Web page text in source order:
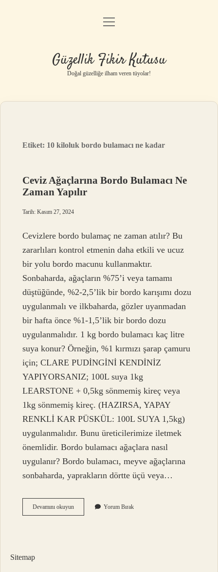
Anasayfa
Yasal Uyarı
menüyü
Güzellik Fikir Kutusu
Doğal güzelliğe ilham veren tüyolar!
Etiket: 10 kiloluk bordo bulamacı ne kadar
Ceviz Ağaçlarına Bordo Bulamacı Ne
Zaman Yapılır
Tarih: Kasım 27, 2024
Cevizlere bordo bulamaç ne zaman atılır? Bu
zararlıları kontrol etmenin daha etkili ve ucuz
bir yolu bordo macunu kullanmaktır.
Sonbaharda, ağaçların %75’i veya tamamı
düştüğünde, %2-2,5’lik bir bordo karışımı dozu
uygulanmalı ve ilkbaharda, gözler uyanmadan
bir hafta önce %1-1,5’lik bir bordo dozu
uygulanmalıdır. 1 kg bordo bulamacı kaç litre
suya konur? Örneğin, %1 kırmızı şarap çamuru
için; CLARE PUDİNGİNİ KENDİNİZ
YAPIYORSANIZ; 100L suya 1kg
LEARSTONE + 0,5kg sönmemiş kireç veya
1kg sönmemiş kireç. (HAZIRSA, YAPAY
RENKLİ KAR PÜSKÜL: 100L SUYA 1,5kg)
uygulanmalıdır. Bunu üreticilerimize iletmek
önemlidir. Bordo bulamacı ağaçlara nasıl
uygulanır? Bordo bulamacı, meyve ağaçlarına
sonbaharda, yaprakların dörtte üçü veya…
Devamını okuyunCeviz
Ağaçlarına
Yorum Bırak
Sitemap